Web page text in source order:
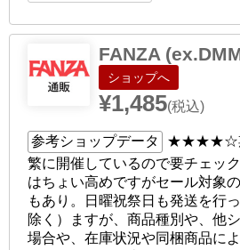
FANZA
ショップへ
¥1,485(税込)
参考ショップデータ ★★★★☆
繁に開催しているので要チェッ
はちょい高めですがセール対象
もあり。日曜祝祭日も発送を行
除く）ますが、商品種別や、他
場合や、在庫状況や同梱商品に